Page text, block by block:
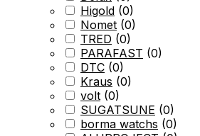
Higold (0)
Nomet (0)
TRED (0)
PARAFAST (0)
DTC (0)
Kraus (0)
volt (0)
SUGATSUNE (0)
borma watchs (0)